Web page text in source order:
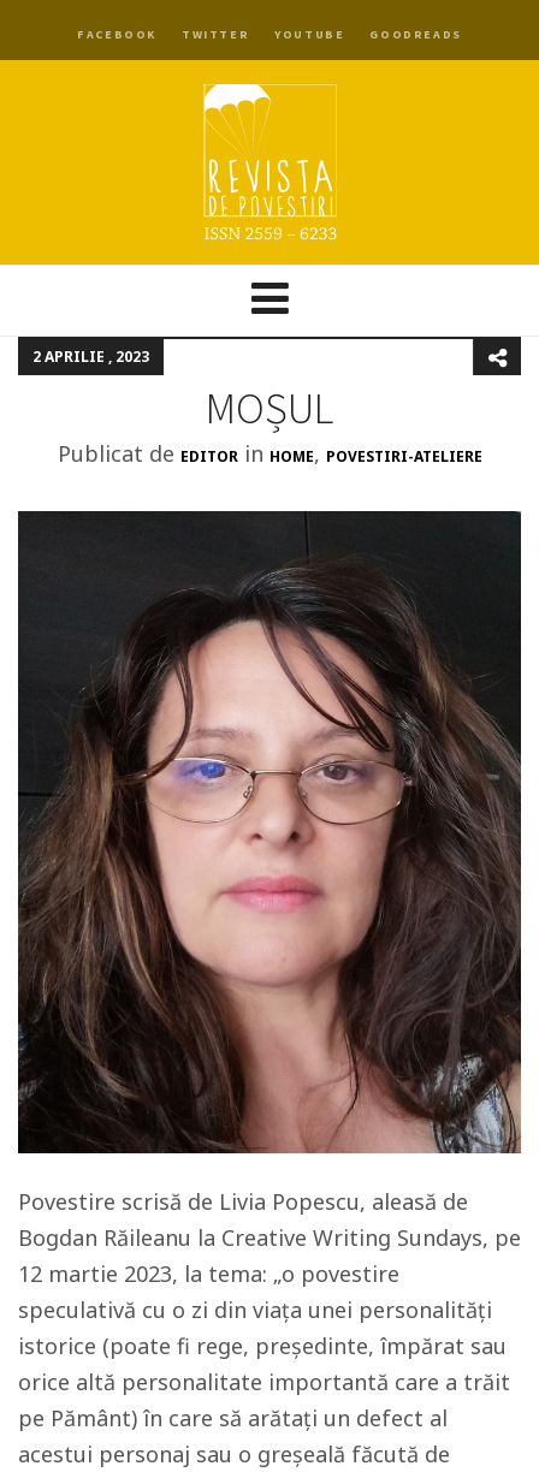
FACEBOOK TWITTER YOUTUBE GOODREADS
2 APRILIE , 2023
MOȘUL
Publicat de EDITOR in HOME, POVESTIRI-ATELIERE
Povestire scrisă de Livia Popescu, aleasă de
Bogdan Răileanu la Creative Writing Sundays, pe
12 martie 2023, la tema: „o povestire
speculativă cu o zi din viața unei personalități
istorice (poate fi rege, președinte, împărat sau
orice altă personalitate importantă care a trăit
pe Pământ) în care să arătați un defect al
acestui personaj sau o greșeală făcută de